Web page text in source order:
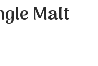
Malt